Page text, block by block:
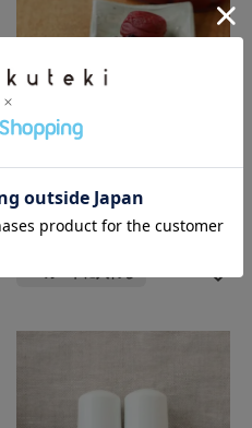
松本農園
熟成 無添加梅干し 大
1,728